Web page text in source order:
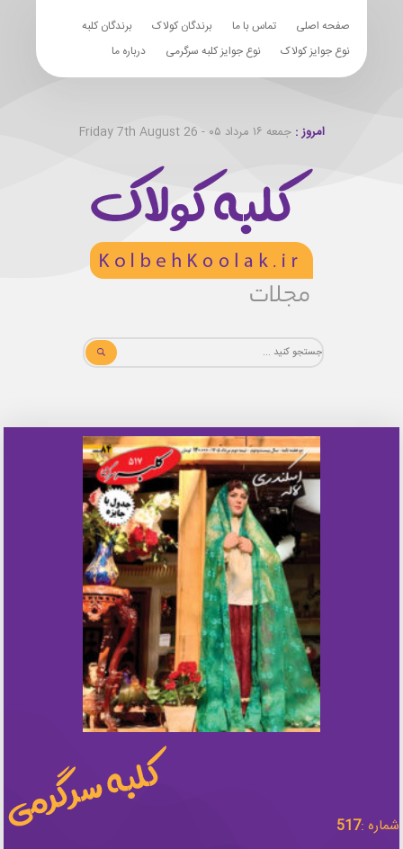
صفحه اصلی تماس با ما برندگان کولاک
برندگان کلبه
نوع جوایز کولاک
نوع جوایز کلبه سرگرمی درباره ما
امروز :جمعه ۱۶ مرداد ۰۵ - Friday 7th August 26
شماره :517